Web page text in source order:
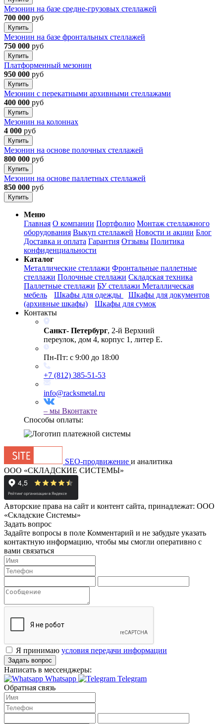
Мезонин на базе средне-грузовых стеллажей
700 000 руб
Купить
Мезонин на базе фронтальных стеллажей
750 000 руб
Купить
Платформенный мезонин
950 000 руб
Купить
Мезонин с перекатными архивными стеллажами
400 000 руб
Купить
Мезонин на колоннах
4 000 руб
Купить
Мезонин на основе полочных стеллажей
800 000 руб
Купить
Мезонин на основе паллетных стеллажей
850 000 руб
Купить
Меню
Главная О компании Портфолио Монтаж стеллажного
оборудования Выкуп стеллажей Новости и акции Блог
Доставка и оплата Гарантия Отзывы Политика
конфиденциальности
Каталог
Металлические стеллажи Фронтальные паллетные
стеллажи Полочные стеллажи Складская техника
Паллетные стеллажи БУ стеллажи Металлическая
мебель
Шкафы для одежды
Шкафы для документов
(архивные шкафы)
Шкафы для сумок
Контакты
Санкт- Петербург, 2-й Верхний
переулок, дом 4, корпус 1, литер Е.
Пн-Пт: с 9:00 до 18:00
+7 (812) 385-51-53
info@racksmetal.ru
– мы Вконтакте
Способы оплаты:
SEO-продвижение и аналитика
ООО «СКЛАДСКИЕ СИСТЕМЫ»
Авторские права на сайт и контент сайта, принадлежат: ООО
«Складские Системы»
Задать вопрос
Задайте вопросы в поле Комментарий и не забудьте указать
контактную информацию, чтобы мы смогли оперативно с
вами связаться
Я принимаю условия передачи информации
Задать вопрос
Написать в мессенджеры:
Whatsapp
Telegram
Обратная связь